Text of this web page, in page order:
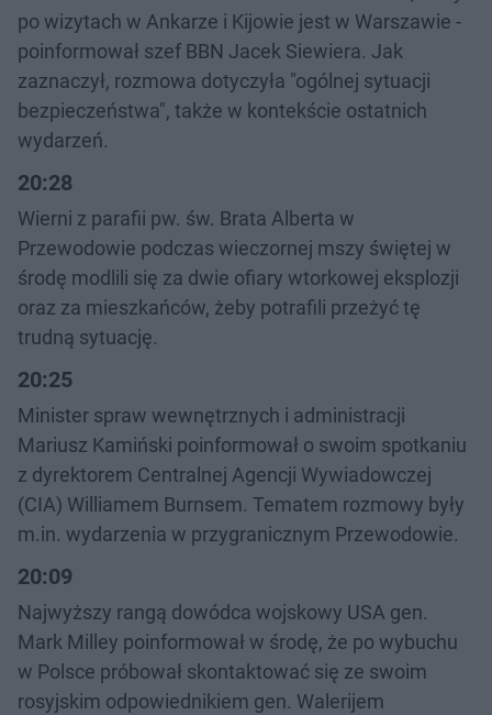
po wizytach w Ankarze i Kijowie jest w Warszawie -
poinformował szef BBN Jacek Siewiera. Jak
zaznaczył, rozmowa dotyczyła "ogólnej sytuacji
bezpieczeństwa", także w kontekście ostatnich
wydarzeń.
20:28
Wierni z parafii pw. św. Brata Alberta w
Przewodowie podczas wieczornej mszy świętej w
środę modlili się za dwie ofiary wtorkowej eksplozji
oraz za mieszkańców, żeby potrafili przeżyć tę
trudną sytuację.
20:25
Minister spraw wewnętrznych i administracji
Mariusz Kamiński poinformował o swoim spotkaniu
z dyrektorem Centralnej Agencji Wywiadowczej
(CIA) Williamem Burnsem. Tematem rozmowy były
m.in. wydarzenia w przygranicznym Przewodowie.
20:09
Najwyższy rangą dowódca wojskowy USA gen.
Mark Milley poinformował w środę, że po wybuchu
w Polsce próbował skontaktować się ze swoim
rosyjskim odpowiednikiem gen. Walerijem